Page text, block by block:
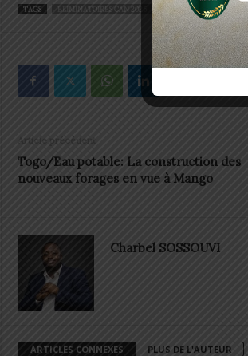
TAGS ELIMINATOIRES CAN 2025 FEATURED GUINÉE-
Article précédent
Togo/Eau potable: La construction des
nouveaux forages en vue à Mango
Charbel SOSSOUVI
ARTICLES CONNEXES PLUS DE L'AUTEUR